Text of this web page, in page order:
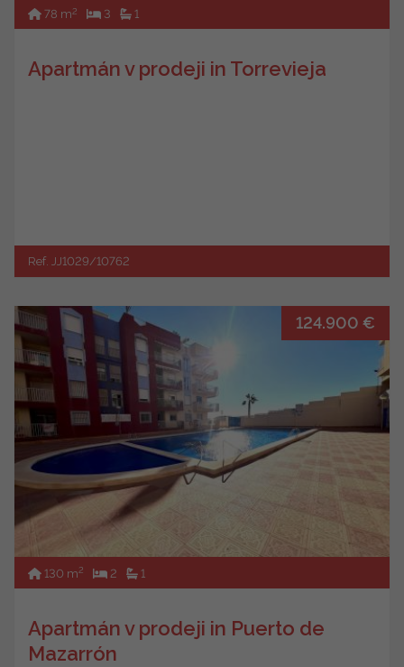
78 m2 3 1
Apartmán v prodeji in Torrevieja
Ref. JJ1029/10762
124.900 €
130 m2 2 1
Apartmán v prodeji in Puerto de
Mazarrón